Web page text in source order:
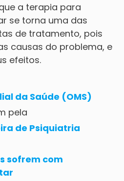
a terapia para
se torna uma das
de tratamento, pois
causas do problema, e
efeitos.
da Saúde (OMS)
pela
de Psiquiatria
sofrem com